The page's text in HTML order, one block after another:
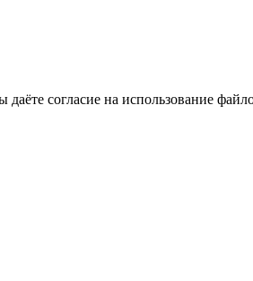
согласие на использование